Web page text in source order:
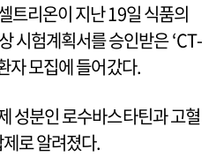
트리온이 지난 19일 식품의
시험계획서를 승인받은 ‘CT-
자 모집에 들어갔다.
성분인 로수바스타틴과 고혈
로 알려졌다.